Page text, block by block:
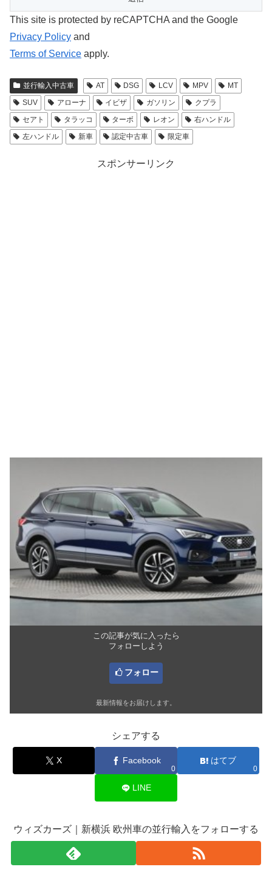
This site is protected by reCAPTCHA and the Google
Privacy Policy and
Terms of Service apply.
並行輸入中古車 AT DSG LCV MPV
MT
SUV
アローナ イビザ ガソリン
クプラ
セアト
タラッコ ターボ レオン
右ハンドル
左ハンドル
新車 認定中古車 限定車
スポンサーリンク
この記事が気に入ったら
フォローしよう
フォロー
最新情報をお届けします。
シェアする
X Facebook
0
はてブ
0
LINE
ウィズカーズ｜新横浜 欧州車の並行輸入をフォローする